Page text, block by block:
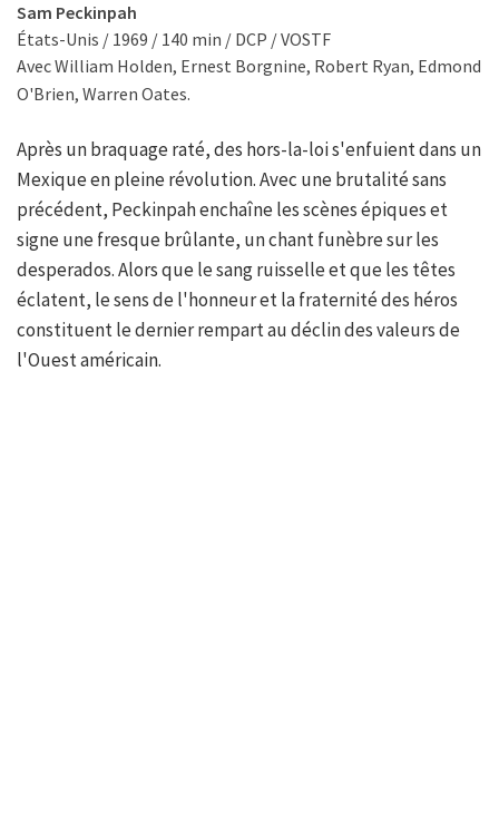
Sam Peckinpah
États-Unis / 1969 / 140 min / DCP / VOSTF
Avec William Holden, Ernest Borgnine, Robert Ryan, Edmond
O'Brien, Warren Oates.
Après un braquage raté, des hors-la-loi s'enfuient dans un
Mexique en pleine révolution. Avec une brutalité sans
précédent, Peckinpah enchaîne les scènes épiques et
signe une fresque brûlante, un chant funèbre sur les
desperados. Alors que le sang ruisselle et que les têtes
éclatent, le sens de l'honneur et la fraternité des héros
constituent le dernier rempart au déclin des valeurs de
l'Ouest américain.